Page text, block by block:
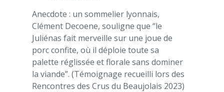
Anecdote : un sommelier lyonnais,
Clément Decoene, souligne que “le
Juliénas fait merveille sur une joue de
porc confite, où il déploie toute sa
palette réglissée et florale sans dominer
la viande”. (Témoignage recueilli lors des
Rencontres des Crus du Beaujolais 2023)